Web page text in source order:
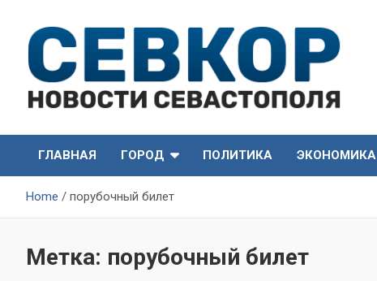
content
СевКор — Новости
Севастополя
Севастополя
ГЛАВНАЯ
ГОРОД ПОЛИТИКА ЭКОНОМИКА
Home порубочный билет
Метка: порубочный билет